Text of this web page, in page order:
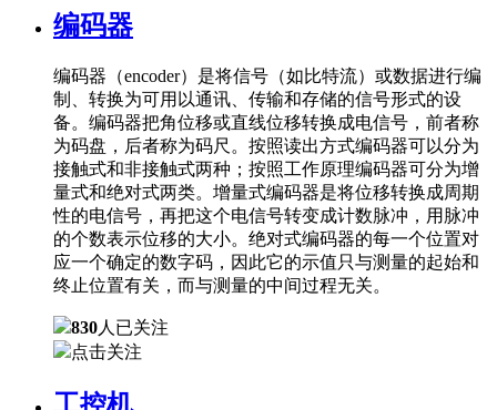
编码器
编码器（encoder）是将信号（如比特流）或数据进行编
制、转换为可用以通讯、传输和存储的信号形式的设
备。编码器把角位移或直线位移转换成电信号，前者称
为码盘，后者称为码尺。按照读出方式编码器可以分为
接触式和非接触式两种；按照工作原理编码器可分为增
量式和绝对式两类。增量式编码器是将位移转换成周期
性的电信号，再把这个电信号转变成计数脉冲，用脉冲
的个数表示位移的大小。绝对式编码器的每一个位置对
应一个确定的数字码，因此它的示值只与测量的起始和
终止位置有关，而与测量的中间过程无关。
830人已关注
点击关注